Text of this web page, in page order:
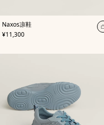
Naxos凉鞋
,颜
色:
黑
,
价格
¥11,300